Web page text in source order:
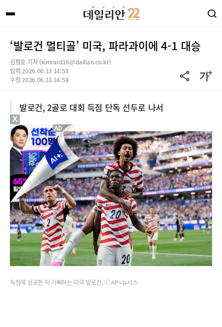
‘발로건 멀티골’ 미국, 파라과이에 4-1 대승
김평호 기자 (kimrard16@dailian.co.kr)
입력 2026.06.13 14:58
수정 2026.06.13 14:58
발로건, 2골로 대회 득점 단독 선두로 나서
득점에 성공한 뒤 기뻐하는 미국 발로건. ⓒ AP=뉴시스
X